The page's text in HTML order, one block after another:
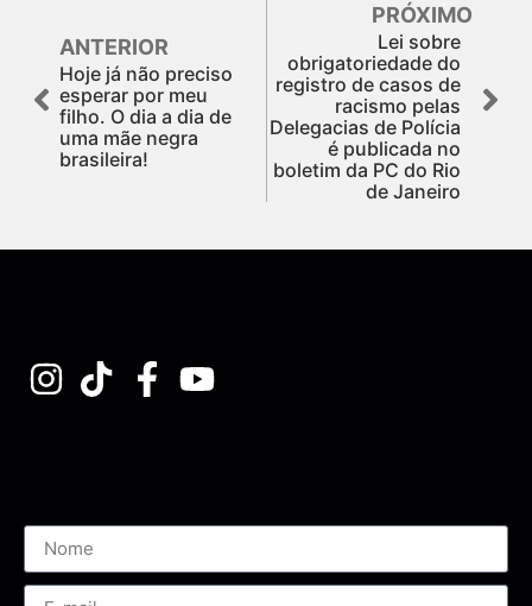
ANTERIOR
Hoje já não preciso
esperar por meu
filho. O dia a dia de
uma mãe negra
brasileira!
PRÓXIMO
Lei sobre
obrigatoriedade do
registro de casos de
racismo pelas
Delegacias de Polícia
é publicada no
boletim da PC do Rio
de Janeiro